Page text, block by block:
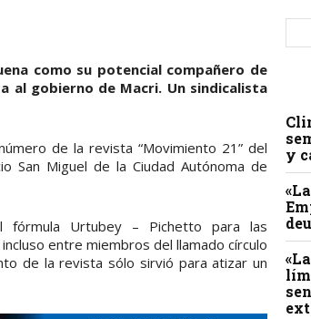
como su potencial compañero de
al gobierno de Macri. Un sindicalista
de la revista “Movimiento 21” del
San Miguel de la Ciudad Autónoma de
fórmula Urtubey – Pichetto para las
entre miembros del llamado círculo
de la revista sólo sirvió para atizar un
y